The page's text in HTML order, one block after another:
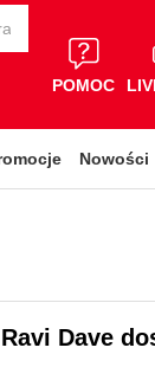
POMOC
Nowości
Dave